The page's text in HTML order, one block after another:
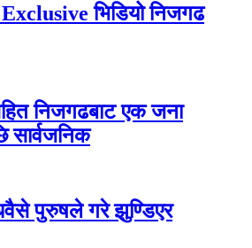
भिडियो निजगढ
निजगढबाट एक जना
सार्वजनिक
पुरुषले गरे झुण्डिएर